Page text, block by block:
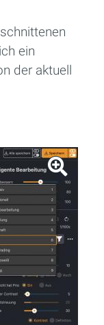
ein
der aktuell